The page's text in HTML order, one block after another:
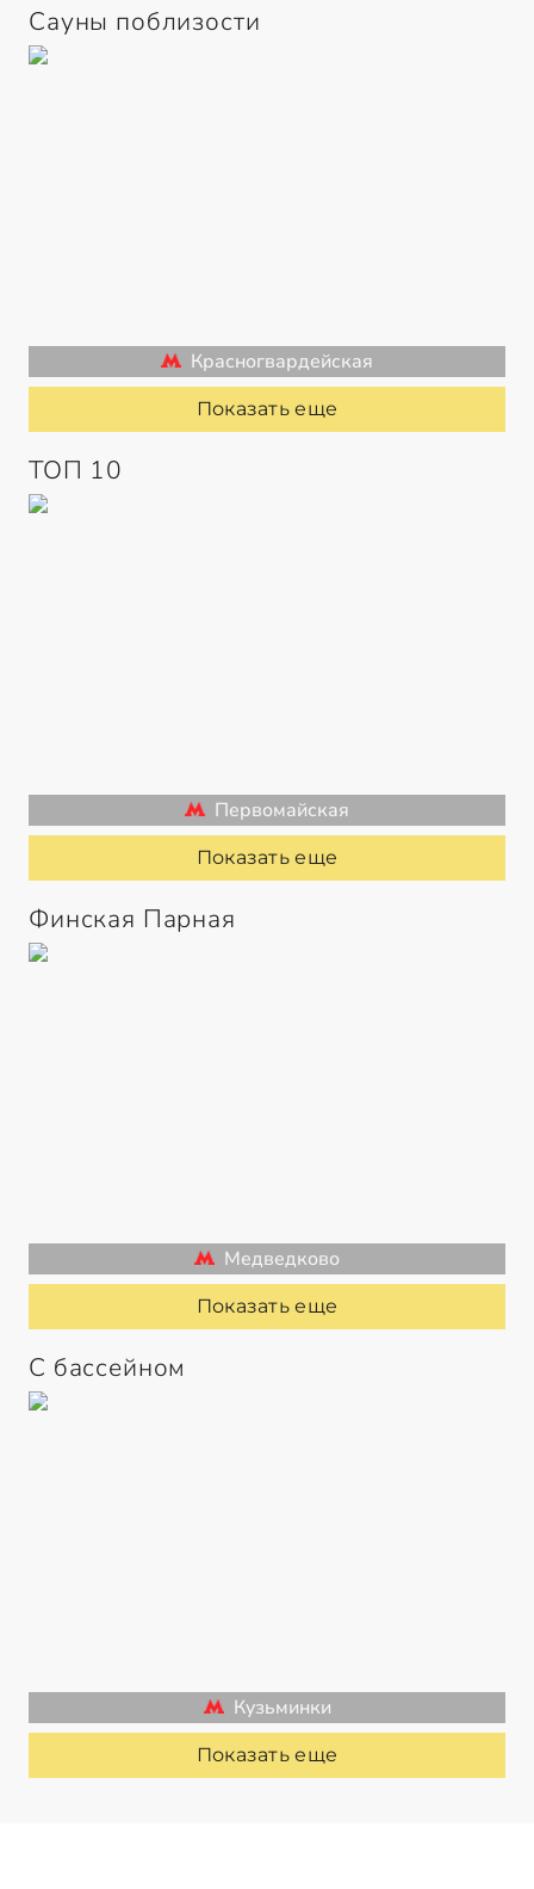
Сауны поблизости
Красногвардейская
Показать еще
ТОП 10
Первомайская
Показать еще
Финская Парная
Медведково
Показать еще
С бассейном
Кузьминки
Показать еще